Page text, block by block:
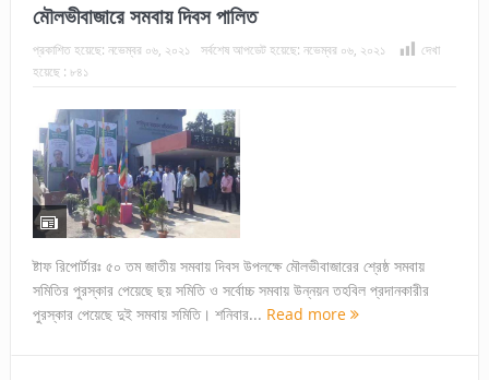
মৌলভীবাজারে সমবায় দিবস পালিত
প্রকাশিত হয়েছে: নভেম্বর ০৬, ২০২১ সর্বশেষ আপডেট হয়েছে: নভেম্বর ০৬, ২০২১
দেখা
হয়েছে : ৮৪১
ষ্টাফ রিপোর্টারঃ ৫০ তম জাতীয় সমবায় দিবস উপলক্ষে মৌলভীবাজারের শ্রেষ্ঠ সমবায়
সমিতির পুরস্কার পেয়েছে ছয় সমিতি ও সর্বোচ্চ সমবায় উন্নয়ন তহবিল প্রদানকারীর
পুরস্কার পেয়েছে দুই সমবায় সমিতি। শনিবার... Read more